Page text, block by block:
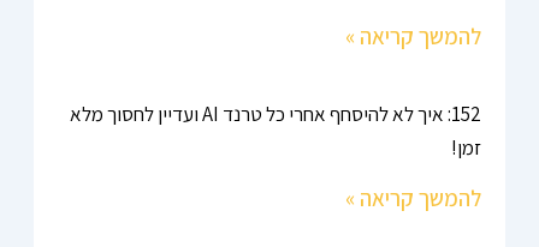
להמשך קריאה »
152: איך לא להיסחף אחרי כל טרנד AI ועדיין לחסוך מלא
זמן!
להמשך קריאה »